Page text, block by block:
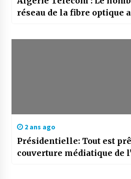
réseau de la fibre optique
2 ans ago
Présidentielle: Tout est
couverture médiatique de